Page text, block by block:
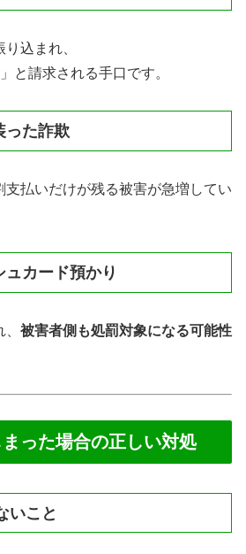
込まれ、
と請求される手口です。
った詐欺
支払いだけが残る被害が急増してい
カード預かり
被害者側も処罰対象になる可能性
った場合の正しい対処
いこと